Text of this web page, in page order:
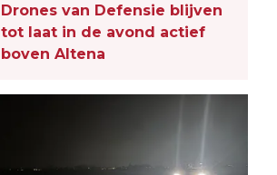
Drones van Defensie blijven
tot laat in de avond actief
boven Altena